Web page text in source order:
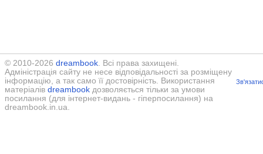
© 2010-2026 dreambook. Всі права захищені.
Адміністрація сайту не несе відповідальності за розміщену
інформацію, а так само її достовірність. Використання
матеріалів dreambook дозволяється тільки за умови
посилання (для інтернет-видань - гіперпосилання) на
dreambook.in.ua.